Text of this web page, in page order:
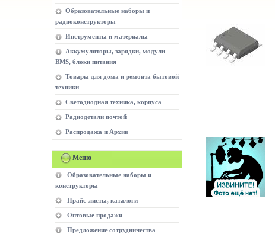
Образовательные наборы и
радиоконструкторы
Инструменты и материалы
Аккумуляторы, зарядки, модули
BMS, блоки питания
Товары для дома и ремонта бытовой
техники
Светодиодная техника, корпуса
Радиодетали почтой
Распродажа и Архив
Меню
Образовательные наборы и
конструкторы
Прайс-листы, каталоги
Оптовые продажи
Предложение сотрудничества